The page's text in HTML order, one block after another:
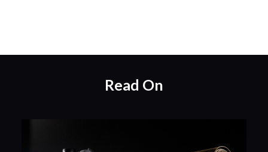
Read On